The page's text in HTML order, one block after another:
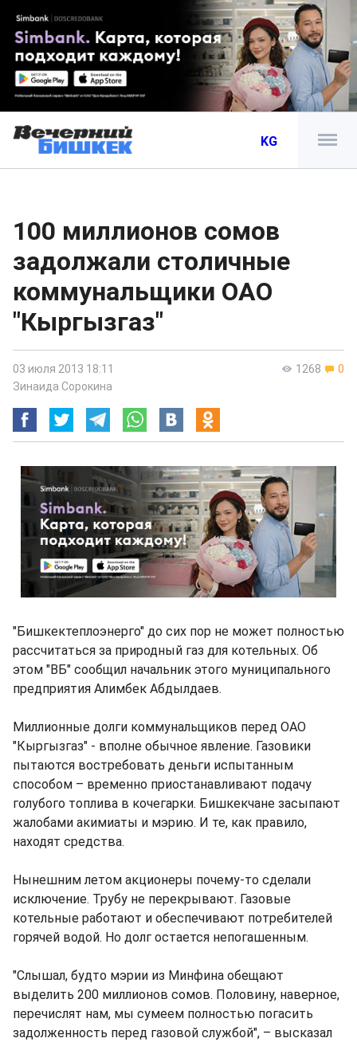
KG
100 миллионов сомов
задолжали столичные
коммунальщики ОАО
"Кыргызгаз"
1268 0
03 июля 2013 18:11
Зинаида Сорокина
"Бишкектеплоэнерго" до сих пор не может полностью
рассчитаться за природный газ для котельных. Об
этом "ВБ" сообщил начальник этого муниципального
предприятия Алимбек Абдылдаев.
Миллионные долги коммунальщиков перед ОАО
"Кыргызгаз" - вполне обычное явление. Газовики
пытаются востребовать деньги испытанным
способом – временно приостанавливают подачу
голубого топлива в кочегарки. Бишкекчане засыпают
жалобами акимиаты и мэрию. И те, как правило,
находят средства.
Нынешним летом акционеры почему-то сделали
исключение. Трубу не перекрывают. Газовые
котельные работают и обеспечивают потребителей
горячей водой. Но долг остается непогашенным.
"Слышал, будто мэрии из Минфина обещают
выделить 200 миллионов сомов. Половину, наверное,
перечислят нам, мы сумеем полностью погасить
задолженность перед газовой службой", – высказал